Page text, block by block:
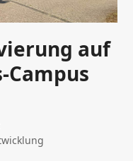
auf